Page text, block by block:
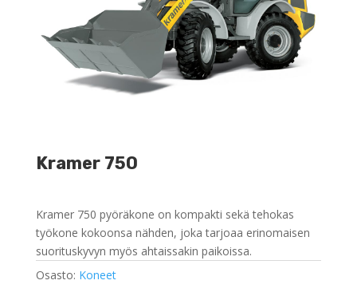
Kramer 750
Kramer 750 pyöräkone on kompakti sekä tehokas
työkone kokoonsa nähden, joka tarjoaa erinomaisen
suorituskyvyn myös ahtaissakin paikoissa.
Osasto: Koneet